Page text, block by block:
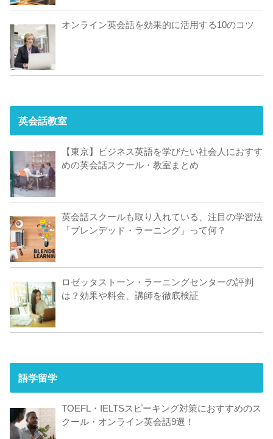
オンライン英会話を効果的に活用する10のコツ
英会話教室
【東京】ビジネス英語を学びたい社会人におすす
めの英会話スクール・教室まとめ
英会話スクールも取り入れている、注目の学習法
「ブレンデッド・ラーニング」って何？
ロゼッタストーン・ラーニングセンターの評判
は？効果や料金、講師を徹底検証
語学留学
TOEFL・IELTSスピーキング対策におすすめのス
クール・オンライン英会話9選！